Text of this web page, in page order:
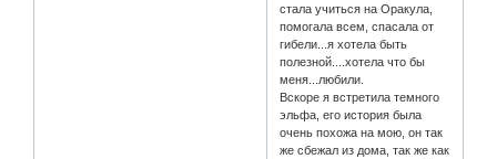
стала учиться на Оракула,
помогала всем, спасала от
гибели...я хотела быть
полезной....хотела что бы
меня...любили.
Вскоре я встретила темного
эльфа, его история была
очень похожа на мою, он так
же сбежал из дома, так же как